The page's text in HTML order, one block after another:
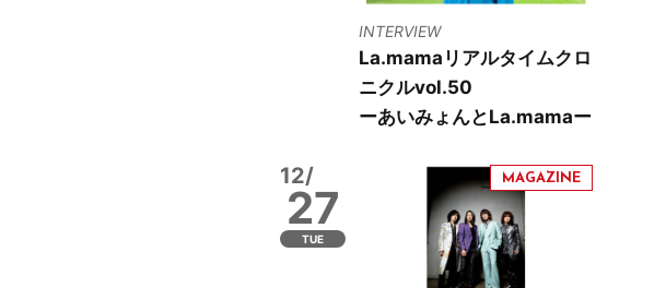
INTERVIEW
La.mamaリアルタイムクロ
ニクルvol.50
ーあいみょんとLa.mamaー
12/
27
TUE